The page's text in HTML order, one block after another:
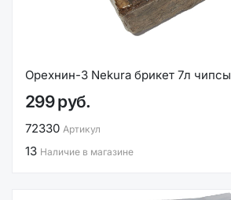
Орехнин-3 Nekura брикет 7л чипсы
299 руб.
72330 Артикул
13 Наличие в магазине